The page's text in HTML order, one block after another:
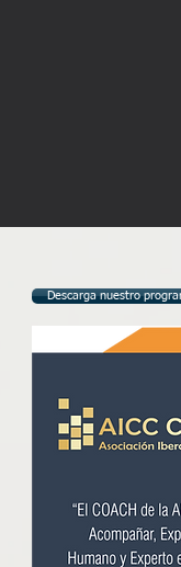
Descarga nuestro